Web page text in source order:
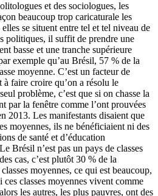
et des sociologues, les
beaucoup trop caricaturale les
se situent entre tel et tel niveau de
politiques, il suffit de prendre une
basse et une tranche supérieure
exemple qu’au Brésil, 57 % de la
moyenne. C’est un facteur de
faire croire qu’on a résolu le
problème, c’est que si on chasse la
par la fenêtre comme l’ont prouvées
2013. Les manifestants disaient que
moyennes, ils ne bénéficiaient ni des
de santé et d’éducation
Brésil n’est pas un pays de classes
cas, c’est plutôt 30 % de la
moyennes, ce qui est beaucoup,
classes moyennes vivent comme
les autres, les plus pauvres, ont des